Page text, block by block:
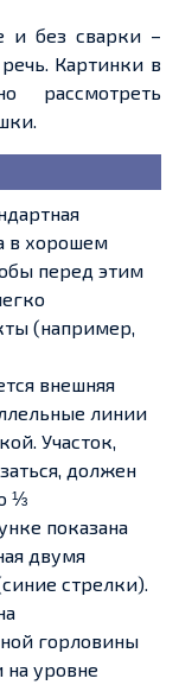
и без сварки –
речь. Картинки в
рассмотреть
в хорошем
перед этим
(например,
внешняя
линии
Участок,
должен
⅓
показана
двумя
стрелки).
горловины
на уровне